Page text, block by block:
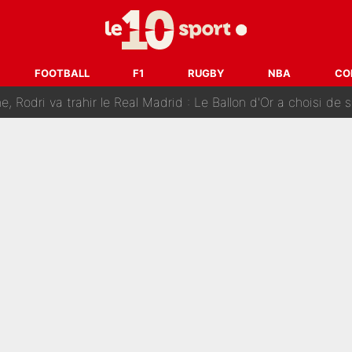
FOOTBALL F1 RUGBY NBA
Doué, le PSG a pris une correction face à Majorque : Luis
j’ai dû partir...», le témoignage émouvant de Max
Rodri va trahir le Real Madrid : Le Ballon d'Or a choisi de